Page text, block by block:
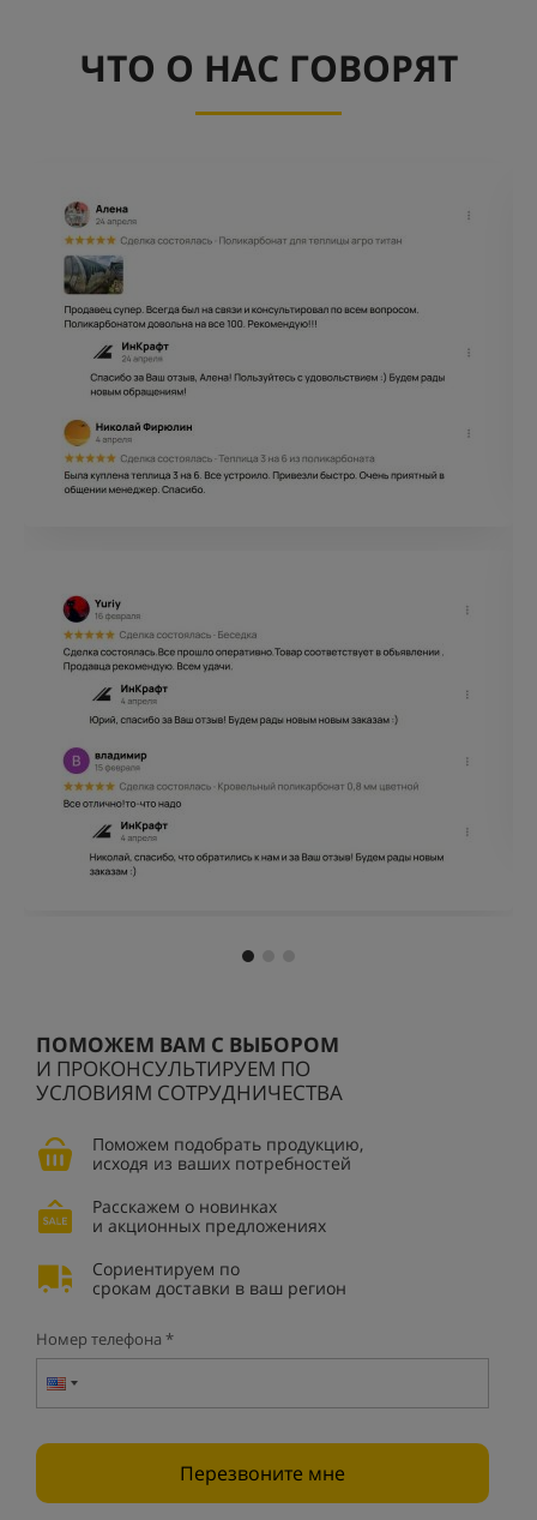
ЧТО О НАС ГОВОРЯТ
ПОМОЖЕМ ВАМ С ВЫБОРОМ
И ПРОКОНСУЛЬТИРУЕМ ПО
УСЛОВИЯМ СОТРУДНИЧЕСТВА
Поможем подобрать продукцию,
исходя из ваших потребностей
Расскажем о новинках
и акционных предложениях
Сориентируем по
срокам доставки в ваш регион
Номер телефона *
Перезвоните мне